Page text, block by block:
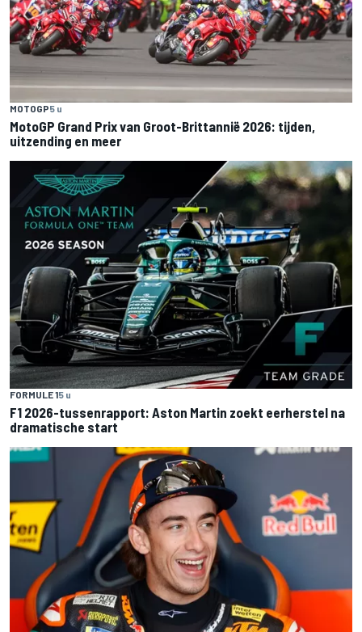
MOTOGP5 u
MotoGP Grand Prix van Groot-Brittannië 2026: tijden,
uitzending en meer
FORMULE 15 u
F1 2026-tussenrapport: Aston Martin zoekt eerherstel na
dramatische start